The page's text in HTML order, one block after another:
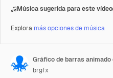
Música sugerida para este vídeo
Explora más opciones de música
brgfx